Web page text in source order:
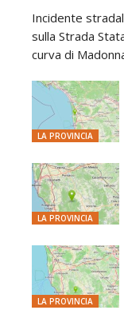
Incidente
sulla Strada
curva di
LA PROVINCIA
LA PROVINCIA
LA PROVINCIA